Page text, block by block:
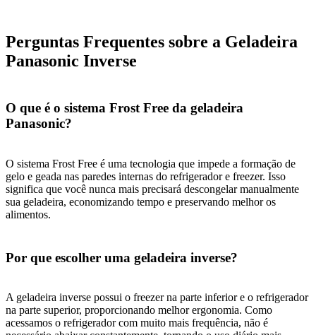
Perguntas Frequentes sobre a Geladeira
Panasonic Inverse
O que é o sistema Frost Free da geladeira
Panasonic?
O sistema Frost Free é uma tecnologia que impede a formação de
gelo e geada nas paredes internas do refrigerador e freezer. Isso
significa que você nunca mais precisará descongelar manualmente
sua geladeira, economizando tempo e preservando melhor os
alimentos.
Por que escolher uma geladeira inverse?
A geladeira inverse possui o freezer na parte inferior e o refrigerador
na parte superior, proporcionando melhor ergonomia. Como
acessamos o refrigerador com muito mais frequência, não é